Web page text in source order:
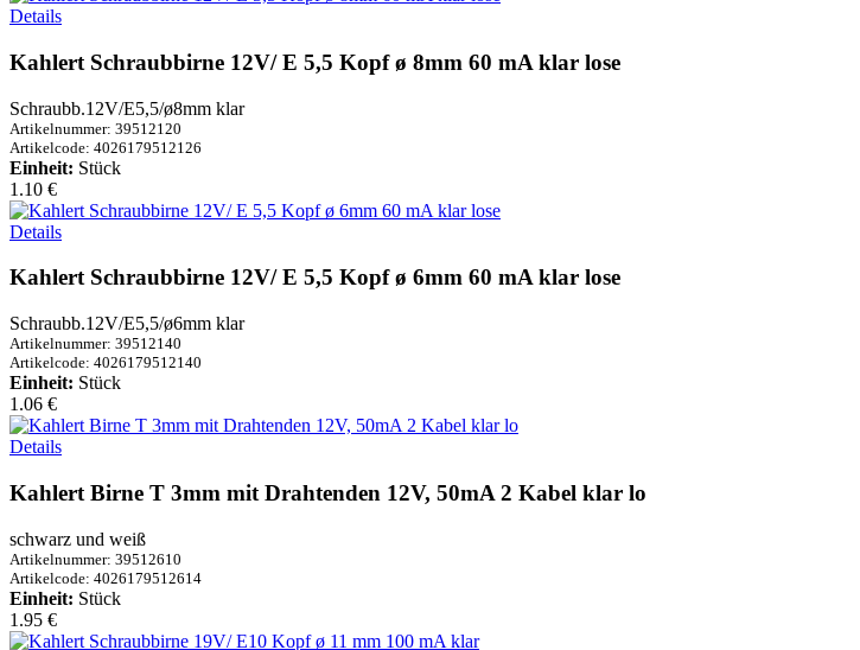
Details
Kahlert Schraubbirne 12V/ E 5,5 Kopf ø 8mm 60 mA klar lose
Schraubb.12V/E5,5/ø8mm klar
Artikelnummer: 39512120
Artikelcode: 4026179512126
Einheit: Stück
1.10 €
Details
Kahlert Schraubbirne 12V/ E 5,5 Kopf ø 6mm 60 mA klar lose
Schraubb.12V/E5,5/ø6mm klar
Artikelnummer: 39512140
Artikelcode: 4026179512140
Einheit: Stück
1.06 €
Details
Kahlert Birne T 3mm mit Drahtenden 12V, 50mA 2 Kabel klar lo
schwarz und weiß
Artikelnummer: 39512610
Artikelcode: 4026179512614
Einheit: Stück
1.95 €